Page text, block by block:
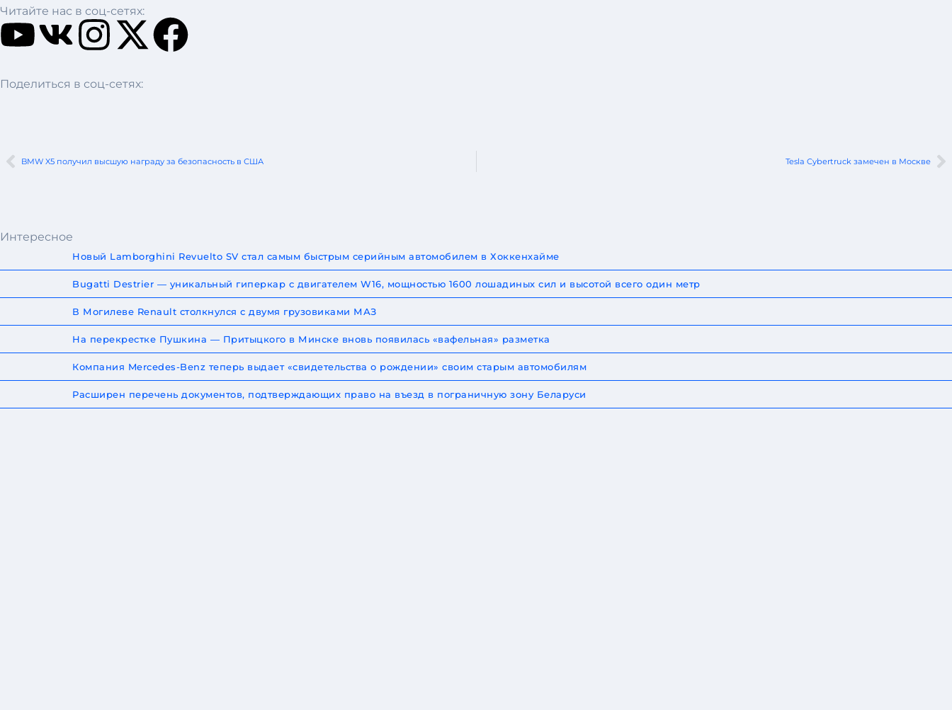
Читайте нас в соц-сетях:
Поделиться в соц-сетях:
BMW X5 получил высшую награду за безопасность в США Tesla Cybertruck замечен в Москве
Интересное
Новый Lamborghini Revuelto SV стал самым быстрым серийным автомобилем в Хоккенхайме
Bugatti Destrier — уникальный гиперкар с двигателем W16, мощностью 1600 лошадиных сил и высотой всего один метр
В Могилеве Renault столкнулся с двумя грузовиками МАЗ
На перекрестке Пушкина — Притыцкого в Минске вновь появилась «вафельная» разметка
Компания Mercedes-Benz теперь выдает «свидетельства о рождении» своим старым автомобилям
Расширен перечень документов, подтверждающих право на въезд в пограничную зону Беларуси